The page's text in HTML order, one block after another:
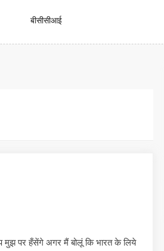
बीसीसीआई
मुझ पर हँसेंगे अगर मैं बोलूं कि भारत के लिये